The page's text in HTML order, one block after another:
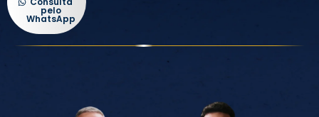
pelo
WhatsApp